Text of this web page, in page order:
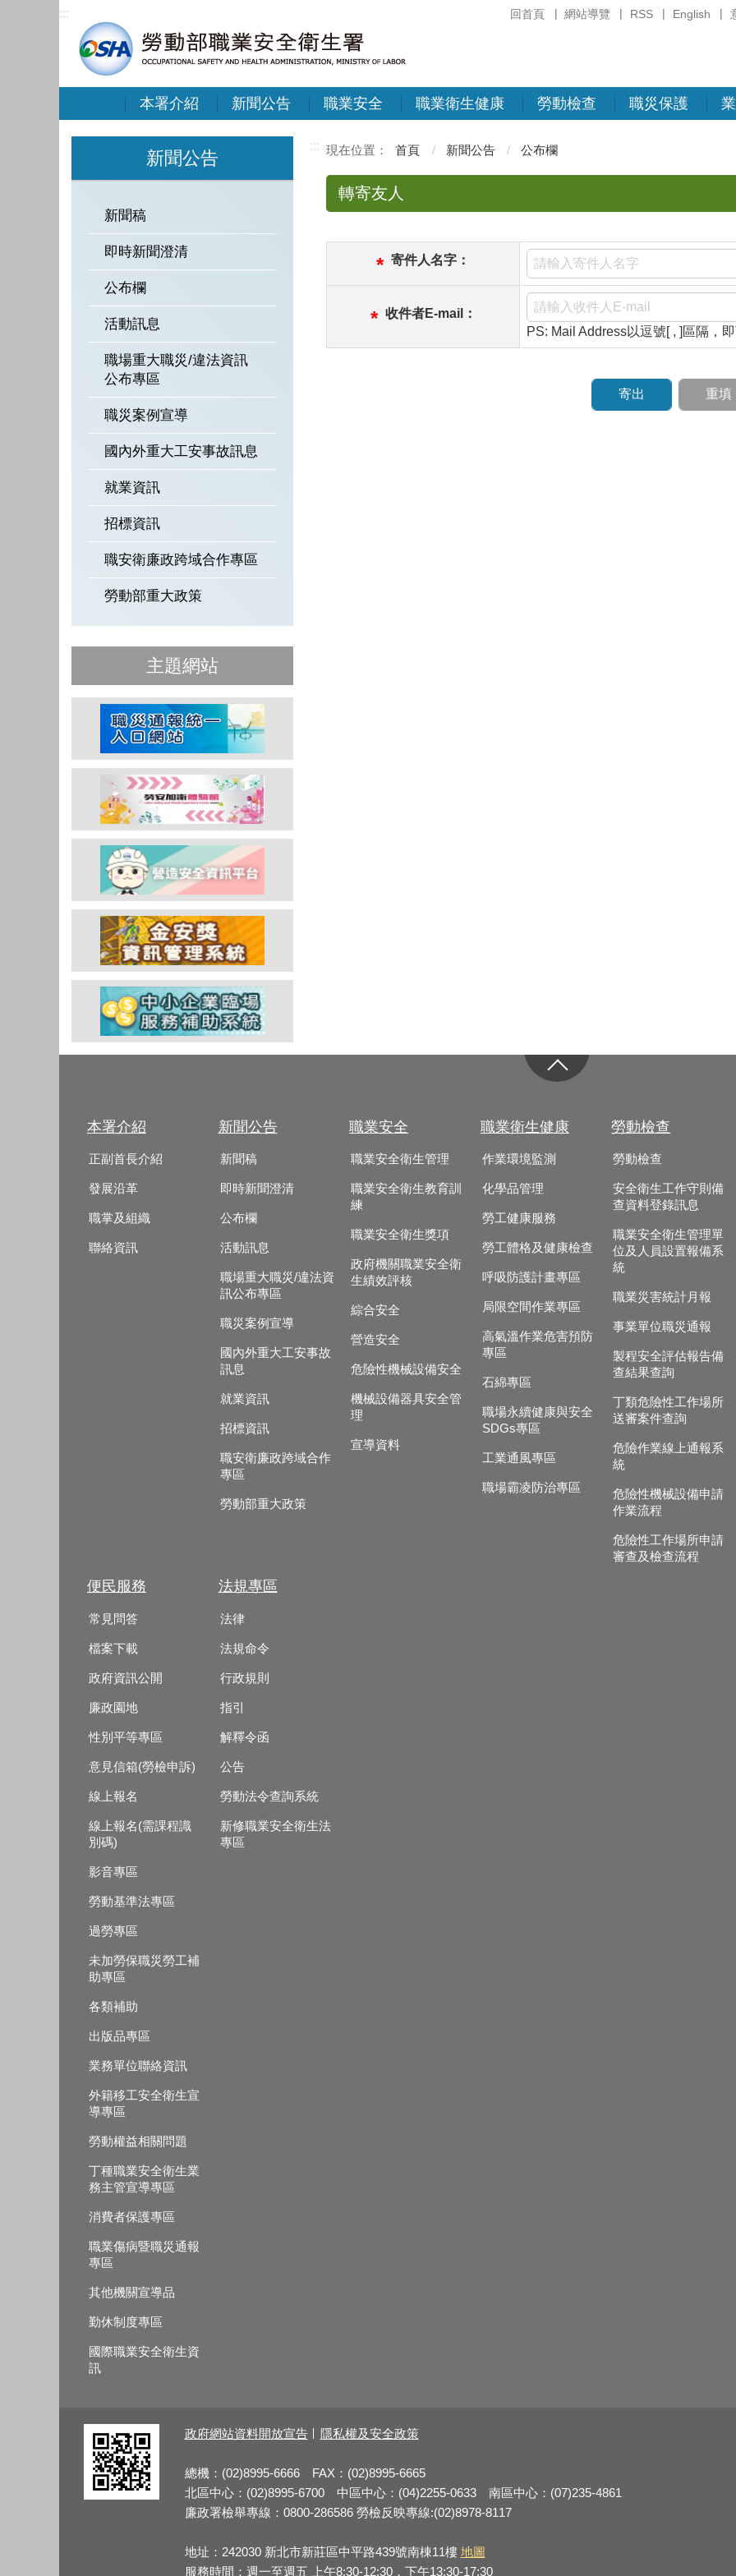
回首頁 網站導覽 RSS English
:::
本署介紹 新聞公告 職業安全 職業衛生健康 勞動檢查 職災保護
新聞公告
新聞稿
即時新聞澄清
公布欄
活動訊息
職場重大職災/違法資訊
公布專區
職災案例宣導
國內外重大工安事故訊息
就業資訊
招標資訊
職安衛廉政跨域合作專區
勞動部重大政策
主題網站
::: 首頁 新聞公告 公布欄
轉寄友人
* 寄件人名字：
* 收件者E-mail：
PS: Mail Address以逗號[ , ]區隔，
本署介紹
正副首長介紹
發展沿革
職掌及組織
聯絡資訊
新聞公告
新聞稿
即時新聞澄清
公布欄
活動訊息
職場重大職災/違法資
訊公布專區
職災案例宣導
國內外重大工安事故
訊息
就業資訊
招標資訊
職安衛廉政跨域合作
專區
勞動部重大政策
職業安全
職業安全衛生管理
職業安全衛生教育訓
練
職業安全衛生獎項
政府機關職業安全衛
生績效評核
綜合安全
營造安全
危險性機械設備安全
機械設備器具安全管
理
宣導資料
職業衛生健康
作業環境監測
化學品管理
勞工健康服務
勞工體格及健康檢查
呼吸防護計畫專區
局限空間作業專區
高氣溫作業危害預防
專區
石綿專區
職場永續健康與安全
SDGs專區
工業通風專區
職場霸凌防治專區
勞動檢查
勞動檢查
安全衛生工作守則備
查資料登錄訊息
職業安全衛生管理單
位及人員設置報備系
統
職業災害統計月報
事業單位職災通報
製程安全評估報告備
查結果查詢
丁類危險性工作場所
送審案件查詢
危險作業線上通報系
統
危險性機械設備申請
作業流程
危險性工作場所申請
審查及檢查流程
便民服務
常見問答
檔案下載
政府資訊公開
廉政園地
性別平等專區
意見信箱(勞檢申訴)
線上報名
線上報名(需課程識
別碼)
影音專區
勞動基準法專區
過勞專區
未加勞保職災勞工補
助專區
各類補助
出版品專區
業務單位聯絡資訊
外籍移工安全衛生宣
導專區
勞動權益相關問題
丁種職業安全衛生業
務主管宣導專區
消費者保護專區
職業傷病暨職災通報
專區
其他機關宣導品
勤休制度專區
國際職業安全衛生資
訊
法規專區
法律
法規命令
行政規則
指引
解釋令函
公告
勞動法令查詢系統
新修職業安全衛生法
專區
政府網站資料開放宣告 隱私權及安全政策
總機：(02)8995-6666 FAX：(02)8995-6665
北區中心：(02)8995-6700 中區中心：(04)2255-0633 南區中心：(07)235-4861
廉政署檢舉專線：0800-286586 勞檢反映專線:(02)8978-8117
地址：242030 新北市新莊區中平路439號南棟11樓 地圖
服務時間：週一至週五 上午8:30-12:30，下午13:30-17:30